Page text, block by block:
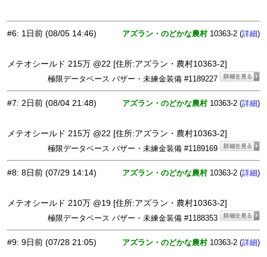
#6: 1日前 (08/05 14:46) アズラン・のどかな農村10363-2 (詳細)
メテオシールド 215万 @22 [住所:アズラン・農村10363-2]
極限データベース バザー・未練金装備 #1189227
#7: 2日前 (08/04 21:48) アズラン・のどかな農村10363-2 (詳細)
メテオシールド 215万 @22 [住所:アズラン・農村10363-2]
極限データベース バザー・未練金装備 #1189169
#8: 8日前 (07/29 14:14) アズラン・のどかな農村10363-2 (詳細)
メテオシールド 210万 @19 [住所:アズラン・農村10363-2]
極限データベース バザー・未練金装備 #1188353
#9: 9日前 (07/28 21:05) アズラン・のどかな農村10363-2 (詳細)